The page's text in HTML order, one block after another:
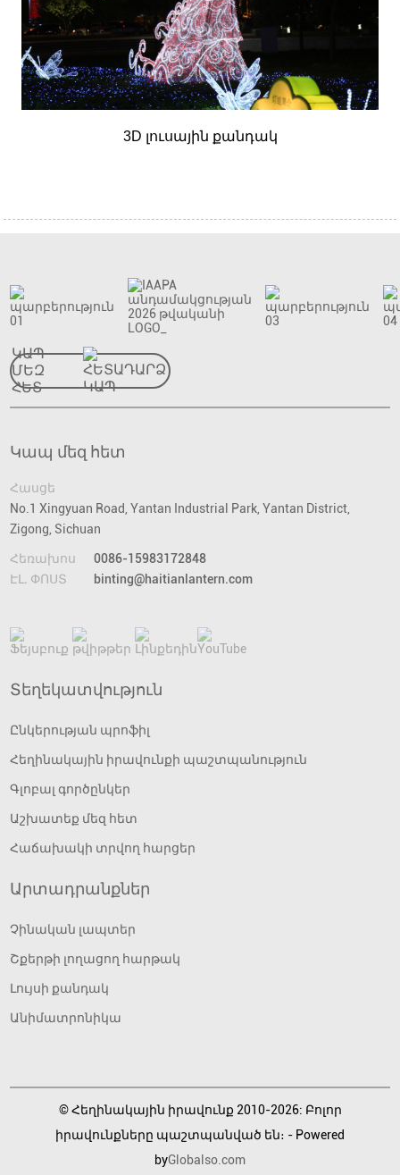
3D լուսային քանդակ
ԿԱՊ
ՄԵԶ
ՀԵՏ
Կապ մեզ հետ
Հասցե
No.1 Xingyuan Road, Yantan Industrial Park, Yantan District,
Zigong, Sichuan
Հեռախոս
0086-15983172848
ԷԼ. ՓՈՍՏ
binting@haitianlantern.com
Տեղեկատվություն
Ընկերության պրոֆիլ
Հեղինակային իրավունքի պաշտպանություն
Գլոբալ գործընկեր
Աշխատեք մեզ հետ
Հաճախակի տրվող հարցեր
Արտադրանքներ
Չինական լապտեր
Շքերթի լողացող հարթակ
Լույսի քանդակ
Անիմատրոնիկա
© Հեղինակային իրավունք 2010-2026: Բոլոր
իրավունքները պաշտպանված են։ - Powered
byGlobalso.com